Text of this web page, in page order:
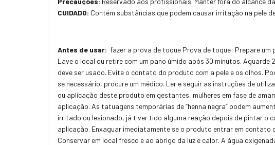
CUIDADO: Contém substâncias que podem causar irritação na pele
Antes de usar: fazer a prova de toque Prova de toque: Prepare
Lave o local ou retire com um pano úmido após 30 minutos.
deve ser usado. Evite o contato do produto com a pele e os olhos.
se necessário, procure um médico. Ler e seguir as instruções de
ou aplicação deste produto em gestantes, mulheres em fase de
aplicação. As tatuagens temporárias de “henna negra” podem
irritado ou lesionado, já tiver tido alguma reação depois de pintar o
aplicação. Enxaguar imediatamente se o produto entrar em contato
Conservar em local fresco e ao abrigo da luz e calor. A água